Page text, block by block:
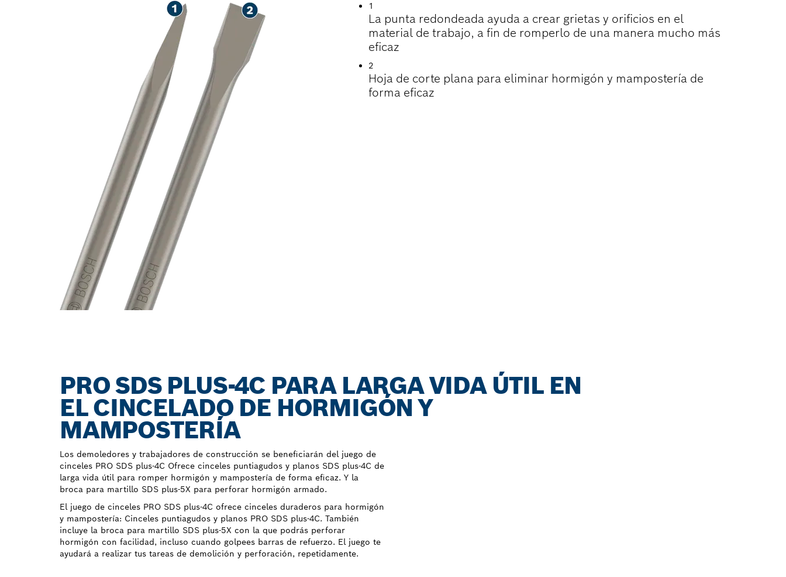
1
La punta redondeada ayuda a crear grietas y orificios en el
material de trabajo, a fin de romperlo de una manera mucho más
eficaz
2
Hoja de corte plana para eliminar hormigón y mampostería de
forma eficaz
PRO SDS PLUS-4C PARA LARGA VIDA ÚTIL EN
EL CINCELADO DE HORMIGÓN Y
MAMPOSTERÍA
Los demoledores y trabajadores de construcción se beneficiarán del juego de
cinceles PRO SDS plus-4C Ofrece cinceles puntiagudos y planos SDS plus-4C de
larga vida útil para romper hormigón y mampostería de forma eficaz. Y la
broca para martillo SDS plus-5X para perforar hormigón armado.
El juego de cinceles PRO SDS plus-4C ofrece cinceles duraderos para hormigón
y mampostería: Cinceles puntiagudos y planos PRO SDS plus-4C. También
incluye la broca para martillo SDS plus-5X con la que podrás perforar
hormigón con facilidad, incluso cuando golpees barras de refuerzo. El juego te
ayudará a realizar tus tareas de demolición y perforación, repetidamente.